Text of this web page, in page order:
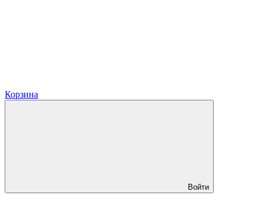
Корзина
Войти